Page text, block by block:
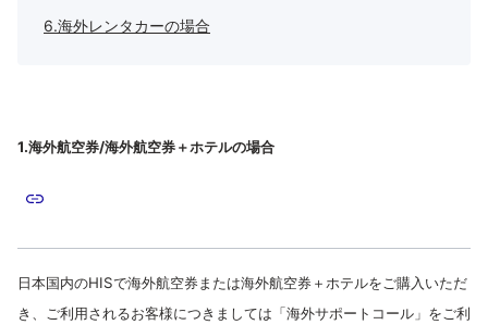
6.海外レンタカーの場合
1.海外航空券/海外航空券＋ホテルの場合
日本国内のHISで海外航空券または海外航空券＋ホテルをご購入いただ
き、ご利用されるお客様につきましては「海外サポートコール」をご利